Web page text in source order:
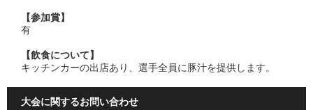
【参加賞】
有
【飲食について】
キッチンカーの出店あり、選手全員に豚汁を提供します。
大会に関するお問い合わせ